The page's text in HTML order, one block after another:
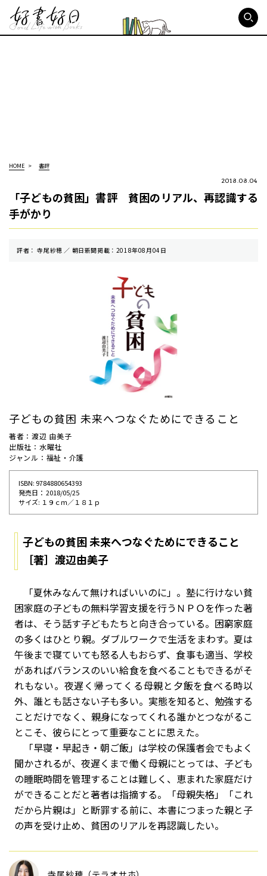
HOME 書評
2018.08.04
「子どもの貧困」書評 貧困のリアル、再認識する
手がかり
評者： 寺尾紗穂 ／ 朝⽇新聞掲載：2018年08月04日
子どもの貧困 未来へつなぐためにできること
著者：渡辺 由美子
出版社：水曜社
ジャンル：福祉・介護
ISBN: 9784880654393
発売⽇： 2018/05/25
サイズ: １９ｃｍ／１８１ｐ
子どもの貧困 未来へつなぐためにできること
［著］渡辺由美子
「夏休みなんて無ければいいのに」。塾に行けない貧
困家庭の子どもの無料学習支援を行うＮＰＯを作った著
者は、そう話す子どもたちと向き合っている。困窮家庭
の多くはひとり親。ダブルワークで生活をまわす。夏は
午後まで寝ていても怒る人もおらず、食事も適当、学校
があればバランスのいい給食を食べることもできるがそ
れもない。夜遅く帰ってくる母親と夕飯を食べる時以
外、誰とも話さない子も多い。実態を知ると、勉強する
ことだけでなく、親身になってくれる誰かとつながるこ
とこそ、彼らにとって重要なことに思えた。
「早寝・早起き・朝ご飯」は学校の保護者会でもよく
聞かされるが、夜遅くまで働く母親にとっては、子ども
の睡眠時間を管理することは難しく、恵まれた家庭だけ
ができることだと著者は指摘する。「母親失格」「これ
だから片親は」と断罪する前に、本書につまった親と子
の声を受け止め、貧困のリアルを再認識したい。